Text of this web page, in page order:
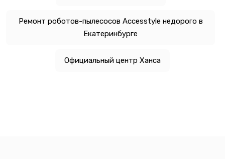
Ремонт роботов-пылесосов Accesstyle недорого в
Екатеринбурге
Официальный центр Ханса